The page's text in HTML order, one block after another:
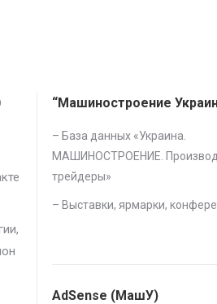
“Машиностроение
– База данных «Украина.
МАШИНОСТРОЕНИЕ.
трейдеры»
– Выставки, ярмарки,
AdSense (МашУ)